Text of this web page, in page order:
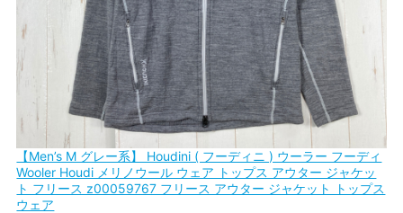
【Men’s M グレー系】 Houdini ( フーディニ ) ウーラー フーディ
Wooler Houdi メリノウール ウェア トップス アウター ジャケッ
ト フリース z00059767 フリース アウター ジャケット トップス
ウェア